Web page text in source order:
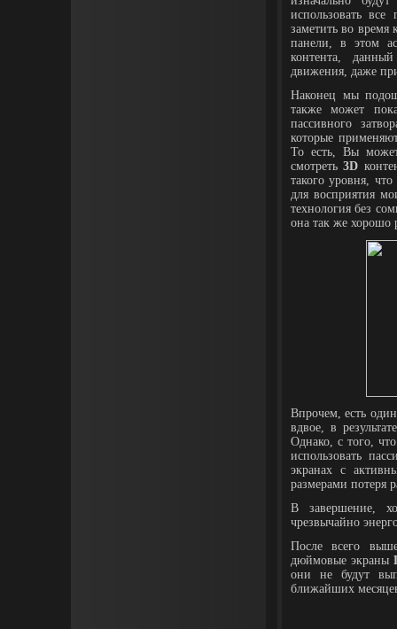
использовать
заметить во время
панели, в этом
контента,
движения, даже
Наконец мы
также может
пассивного
которые
То есть, Вы
смотреть3D
такого уровня,
для восприятия
технология без
она так же хорошо
Впрочем, есть один
вдвое, в
Однако, с того,
использовать
экранах с
размерами потеря
В завершение,
чрезвычайно
После всего
дюймовые экраны
они не будут
ближайших